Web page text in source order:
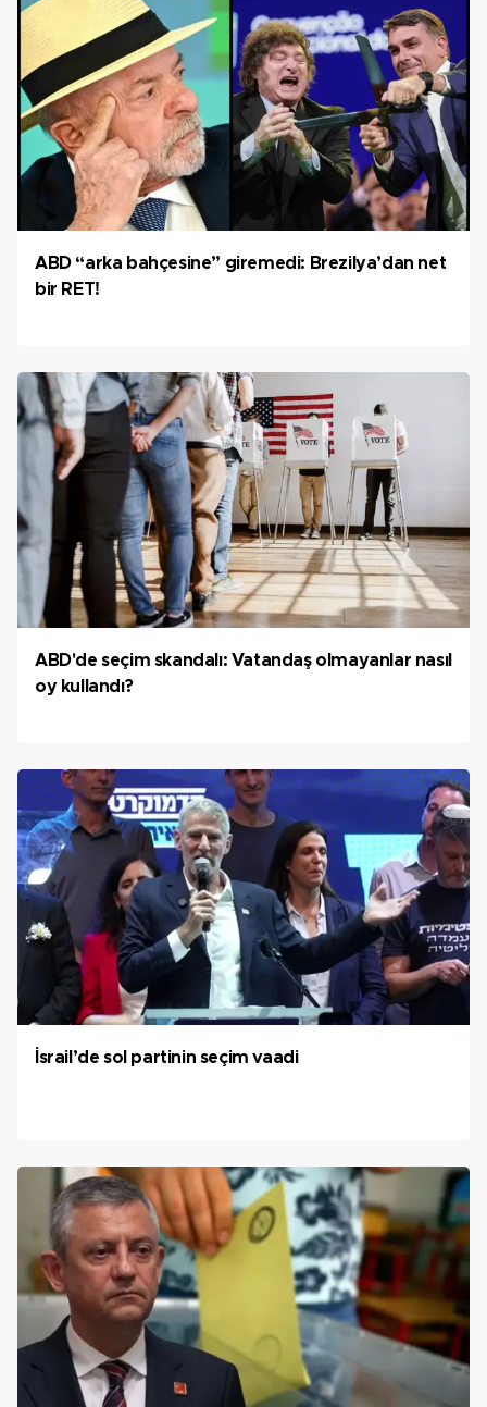
ABD “arka bahçesine” giremedi: Brezilya’dan net
bir RET!
ABD'de seçim skandalı: Vatandaş olmayanlar nasıl
oy kullandı?
İsrail’de sol partinin seçim vaadi